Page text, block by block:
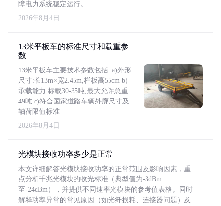
障电力系统稳定运行。
2026年8月4日
13米平板车的标准尺寸和载重参
数
13米平板车主要技术参数包括: a)外形
尺寸:长13m×宽2.45m,栏板高55cm b)
承载能力:标载30-35吨,最大允许总重
49吨 c)符合国家道路车辆外廓尺寸及
轴荷限值标准
2026年8月4日
光模块接收功率多少是正常
本文详细解答光模块接收功率的正常范围及影响因素，重
点分析千兆光模块的收光标准（典型值为-3dBm
至-24dBm），并提供不同速率光模块的参考值表格。同时
解释功率异常的常见原因（如光纤损耗、连接器问题）及